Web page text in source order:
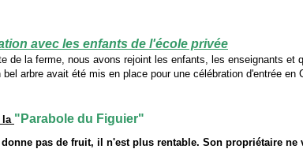
avec les enfants de l'école privée
de la ferme, nous avons rejoint les enfants, les enseignants et
bel arbre avait été mis en place pour une célébration d'entrée en
la "Parabole du Figuier"
donne pas de fruit, il n'est plus rentable. Son propriétaire ne